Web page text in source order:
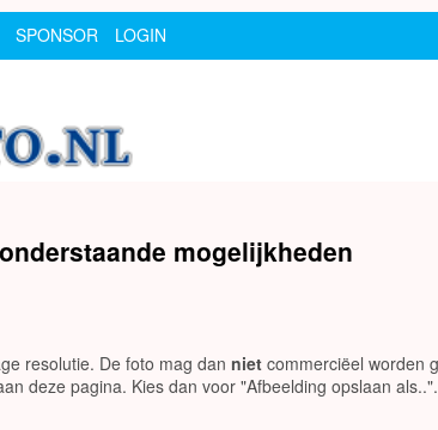
SPONSOR LOGIN
mogelijkheden
resolutie. De foto mag dan niet commerciëel worden
deze pagina. Kies dan voor "Afbeelding opslaan als..".